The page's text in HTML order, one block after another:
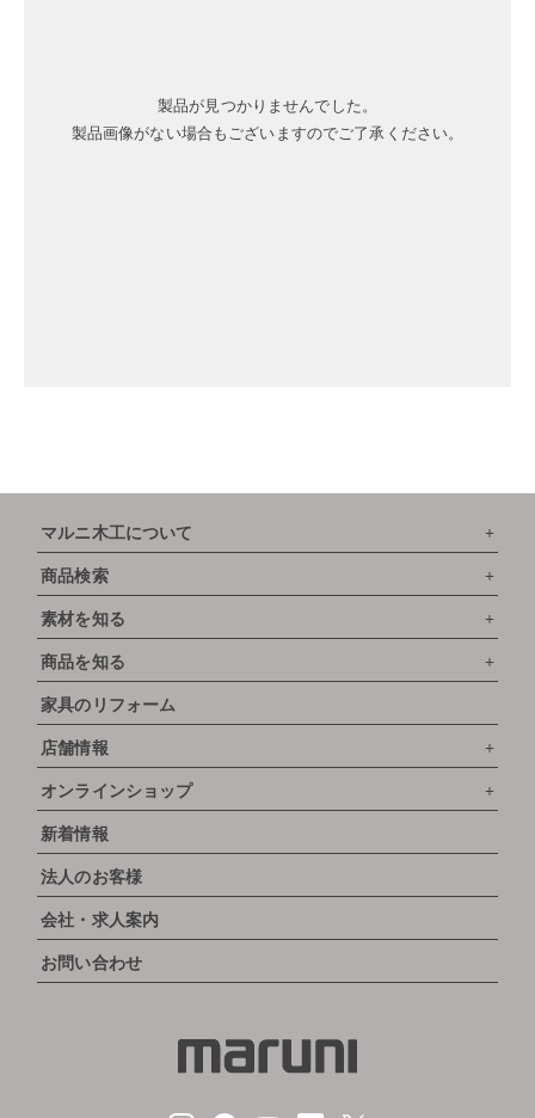
製品が見つかりませんでした。
製品画像がない場合もございますのでご了承ください。
マルニ木工について
商品検索
素材を知る
商品を知る
家具のリフォーム
店舗情報
オンラインショップ
新着情報
法人のお客様
会社・求人案内
お問い合わせ